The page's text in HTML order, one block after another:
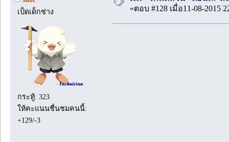
เป็ดเด็กช่าง
กระทู้: 323
ให้คะแนนชื่นชมคนนี้:
+129/-3
«ตอบ #128 เมื่อ11-08-2015